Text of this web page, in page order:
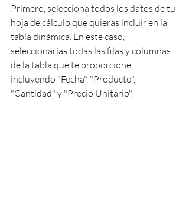
Primero, selecciona todos los datos de tu
hoja de cálculo que quieras incluir en la
tabla dinámica. En este caso,
seleccionarías todas las filas y columnas
de la tabla que te proporcioné,
incluyendo "Fecha", "Producto",
"Cantidad" y "Precio Unitario".